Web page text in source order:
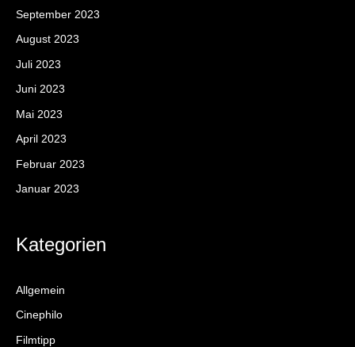
September 2023
August 2023
Juli 2023
Juni 2023
Mai 2023
April 2023
Februar 2023
Januar 2023
Kategorien
Allgemein
Cinephilo
Filmtipp